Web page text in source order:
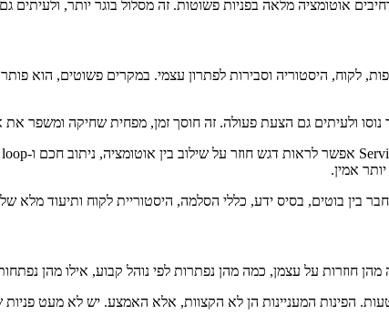
היסטוריה וסבירות לפתרון עצמי. במקרים פשוטים, הוא
ולעיתים גם הצעת פעולה. זה חוסך זמן, מפחית שחיקה ומשפר את
בין בוטים, בסיס ידע, כללי הסלמה, היסטוריית לקוח ותיעוד מלא
חוזרות על עצמן, כמה מהן נפתרות לפי נוהל קבוע, אילו מהן
הפינות המעניינות הן לא הקצוות, אלא האמצע. יש לא מעט